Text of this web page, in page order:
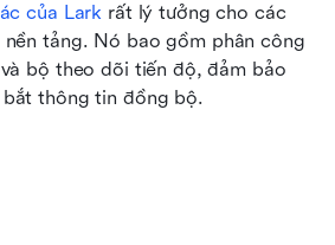
của Lark rất lý tưởng cho các
nền tảng. Nó bao gồm phân công
bộ theo dõi tiến độ, đảm bảo
thông tin đồng bộ.